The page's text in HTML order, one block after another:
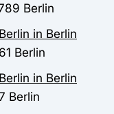
Berlin
in Berlin
Berlin
in Berlin
Berlin